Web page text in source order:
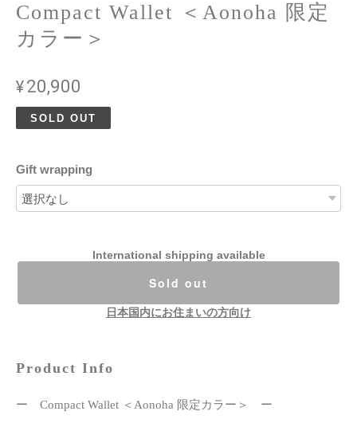
Compact Wallet ＜Aonoha 限定
カラー＞
¥20,900
SOLD OUT
Gift wrapping
International shipping available
Sold out
日本国内にお住まいの方向け
Product Info
ー Compact Wallet ＜Aonoha 限定カラー＞ ー